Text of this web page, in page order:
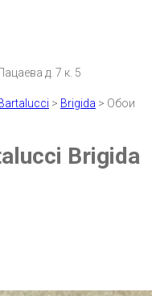
д. 7 к. 5
> Brigida > Обои
Brigida